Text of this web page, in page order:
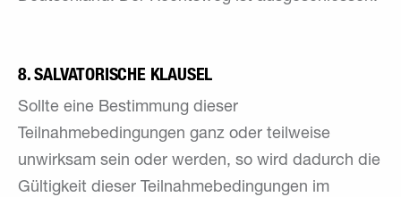
8. SALVATORISCHE KLAUSEL
Sollte eine Bestimmung dieser
Teilnahmebedingungen ganz oder teilweise
unwirksam sein oder werden, so wird dadurch die
Gültigkeit dieser Teilnahmebedingungen im